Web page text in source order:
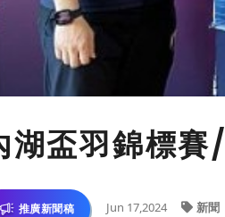
湖盃羽錦標
推廣新聞稿 Jun 17,2024 新聞